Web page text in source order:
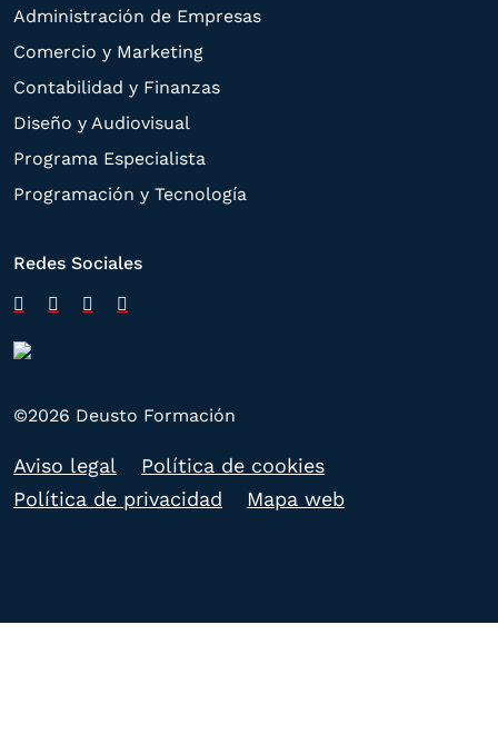
Administración de Empresas
Comercio y Marketing
Contabilidad y Finanzas
Diseño y Audiovisual
Programa Especialista
Programación y Tecnología
Redes Sociales
©2026 Deusto Formación
Aviso legal
Política de cookies
Política de privacidad
Mapa web